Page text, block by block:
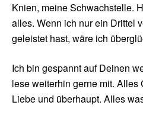
Knien, meine Schwachstelle.
alles. Wenn ich nur ein Drittel
geleistet hast, wäre ich
Ich bin gespannt auf Deinen
lese weiterhin gerne mit. Alles
Liebe und überhaupt. Alles